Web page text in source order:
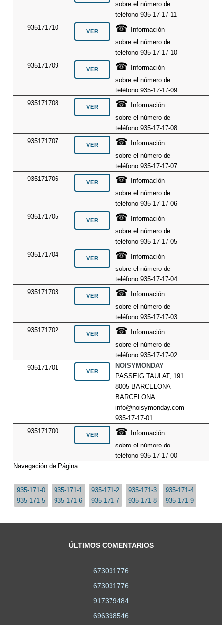
sobre el número de
teléfono 935-17-17-11
935171710
☎
Información
sobre el número de
teléfono 935-17-17-10
935171709
☎
Información
sobre el número de
teléfono 935-17-17-09
935171708
☎
Información
sobre el número de
teléfono 935-17-17-08
935171707
☎
Información
sobre el número de
teléfono 935-17-17-07
935171706
☎
Información
sobre el número de
teléfono 935-17-17-06
935171705
☎
Información
sobre el número de
teléfono 935-17-17-05
935171704
☎
Información
sobre el número de
teléfono 935-17-17-04
935171703
☎
Información
sobre el número de
teléfono 935-17-17-03
935171702
☎
Información
sobre el número de
teléfono 935-17-17-02
935171701
NOISYMONDAY
PASSEIG TAULAT, 191
8005 BARCELONA
BARCELONA
info@noisymonday.com
935-17-17-01
935171700
☎
Información
sobre el número de
teléfono 935-17-17-00
Navegación de Página:
935-171-0 935-171-1 935-171-2 935-171-3
935-171-4
935-171-5
935-171-6 935-171-7 935-171-8 935-171-9
ÚLTIMOS COMENTARIOS
673031776
673031776
917379484
696398546